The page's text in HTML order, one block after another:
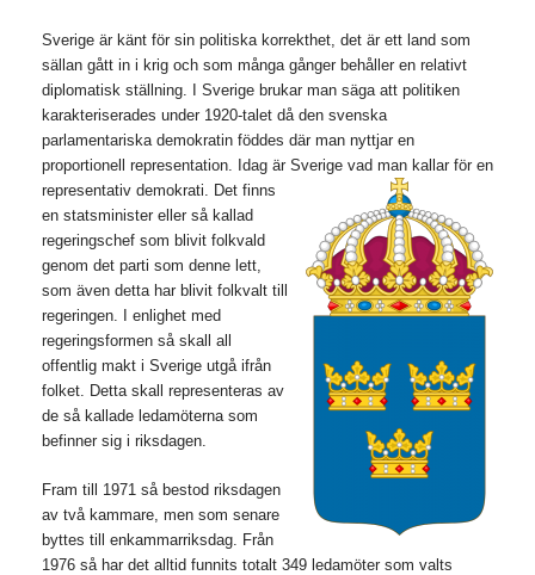
Sverige är känt för sin politiska korrekthet, det är ett land som
sällan gått in i krig och som många gånger behåller en relativt
diplomatisk ställning. I Sverige brukar man säga att politiken
karakteriserades under 1920-talet då den svenska
parlamentariska demokratin föddes där man nyttjar en
proportionell representation. Idag är Sverige vad man kallar för en
representativ demokrati. Det finns
en statsminister eller så kallad
regeringschef som blivit folkvald
genom det parti som denne lett,
som även detta har blivit folkvalt till
regeringen. I enlighet med
regeringsformen så skall all
offentlig makt i Sverige utgå ifrån
folket. Detta skall representeras av
de så kallade ledamöterna som
befinner sig i riksdagen.
Fram till 1971 så bestod riksdagen
av två kammare, men som senare
byttes till enkammarriksdag. Från
1976 så har det alltid funnits totalt 349 ledamöter som valts